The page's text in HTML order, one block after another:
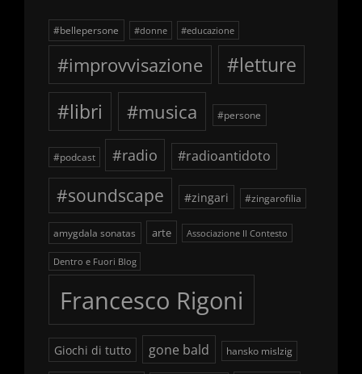
#bellepersone #donne #educazione
#improvvisazione
#letture
#libri
#musica #persone
#podcast #radio #radioantidoto
#soundscape #zingari #zingarofilia
amygdala sonatas arte Associazione Il Contesto
Dentro e Fuori Blog
Francesco Rigoni
Giochi di tutto gone bald hansko mislzig